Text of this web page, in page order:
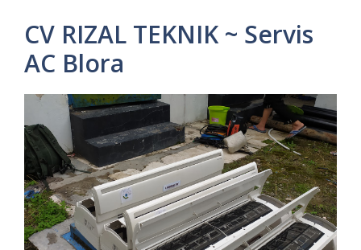
CV RIZAL TEKNIK ~ Servis
AC Blora